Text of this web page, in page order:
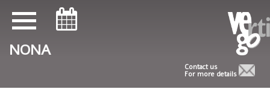
NONA
Contact us
For more details
ניווט במקלדת